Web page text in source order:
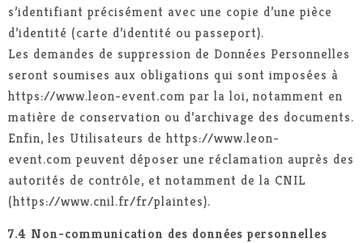
s’identifiant précisément avec une copie d’une pièce
d’identité (carte d’identité ou passeport).
Les demandes de suppression de Données Personnelles
seront soumises aux obligations qui sont imposées à
https://www.leon-event.com par la loi, notamment en
matière de conservation ou d’archivage des documents.
Enfin, les Utilisateurs de https://www.leon-
event.com peuvent déposer une réclamation auprès des
autorités de contrôle, et notamment de la CNIL
(https://www.cnil.fr/fr/plaintes).
7.4 Non-communication des données personnelles